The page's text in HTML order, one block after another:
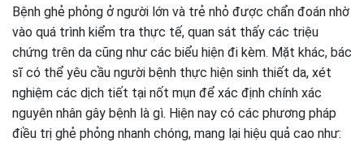
Bệnh ghẻ phỏng ở người lớn và trẻ nhỏ được chẩn đoán nhờ
vào quá trình kiểm tra thực tế, quan sát thấy các triệu
chứng trên da cũng như các biểu hiện đi kèm. Mặt khác, bác
sĩ có thể yêu cầu người bệnh thực hiện sinh thiết da, xét
nghiệm các dịch tiết tại nốt mụn để xác định chính xác
nguyên nhân gây bệnh là gì. Hiện nay có các phương pháp
điều trị ghẻ phỏng nhanh chóng, mang lại hiệu quả cao như: